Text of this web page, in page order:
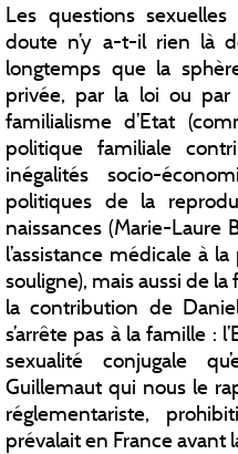
Les questions
doute n’y a-t-il rien là
longtemps que la
privée, par la loi ou par
familialisme d’Etat
politique familiale
inégalités socio-
politiques de la
naissances (Marie-Laure
l’assistance médicale à
souligne), mais aussi de
la contribution de
s’arrête pas à la famille :
sexualité conjugale
Guillemaut qui nous le
réglementariste,
prévalait en France avant